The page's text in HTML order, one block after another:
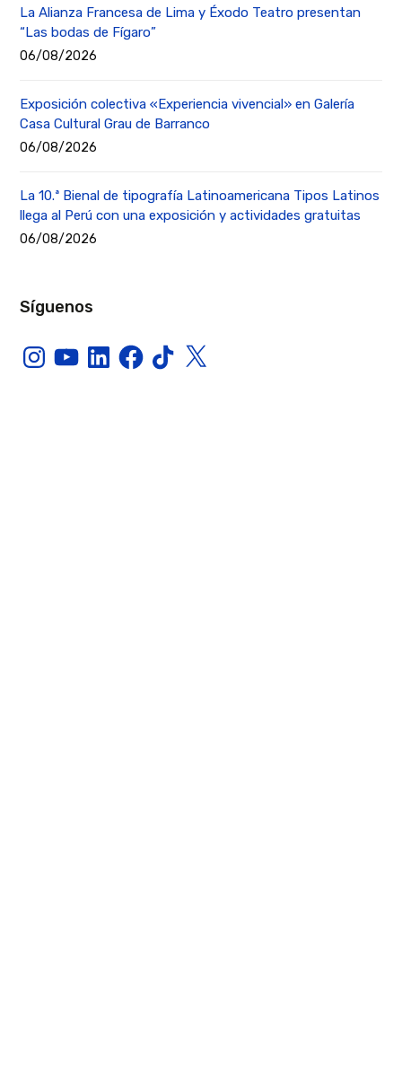
La Alianza Francesa de Lima y Éxodo Teatro presentan
“Las bodas de Fígaro”
06/08/2026
Exposición colectiva «Experiencia vivencial» en Galería
Casa Cultural Grau de Barranco
06/08/2026
La 10.ª Bienal de tipografía Latinoamericana Tipos Latinos
llega al Perú con una exposición y actividades gratuitas
06/08/2026
Síguenos
InstagramYouTubeLinkedInFacebook
TikTokX